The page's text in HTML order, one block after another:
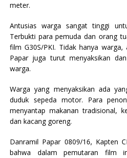
meter.
Antusias warga sangat tinggi
Terbukti para pemuda dan orang
film G30S/PKI. Tidak hanya
Papar juga turut menyaksikan
warga.
Warga yang menyaksikan ada
duduk sepeda motor. Para
menyantap makanan tradisional,
dan kacang goreng.
Danramil Papar 0809/16, Kapten
bahwa dalam pemutaran film